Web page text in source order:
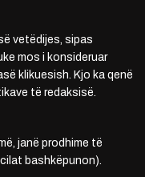
vetëdijes, sipas
mos i konsideruar
klikuesish. Kjo ka qenë
të redaksisë.
janë prodhime të
bashkëpunon).